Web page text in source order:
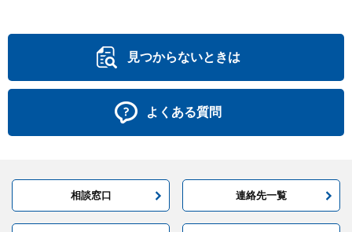
見つからないときは
よくある質問
相談窓口 連絡先一覧